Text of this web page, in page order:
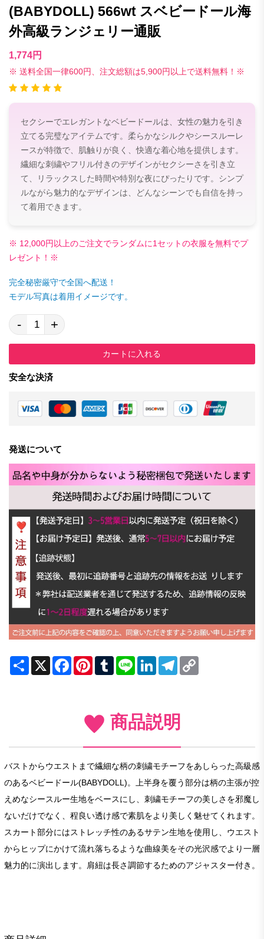
(BABYDOLL) 566wt スベビードール海
外高級ランジェリー通販
1,774円
※ 送料全国一律600円、注文総額は5,900円以上で送料無料！※
セクシーでエレガントなベビードールは、女性の魅力を引き
立てる完璧なアイテムです。柔らかなシルクやシースルーレ
ースが特徴で、肌触りが良く、快適な着心地を提供します。
繊細な刺繍やフリル付きのデザインがセクシーさを引き立
て、リラックスした時間や特別な夜にぴったりです。シンプ
ルながら魅力的なデザインは、どんなシーンでも自信を持っ
て着用できます。
※ 12,000円以上のご注文でランダムに1セットの衣服を無料でプ
レゼント！※
完全秘密厳守で全国へ配送！
モデル写真は着用イメージです。
- +
カートに入れる
安全な決済
発送について
Share X FacebookPinterestTumblrLine LinkedInTelegram
商品説明
バストからウエストまで繊細な柄の刺繍モチーフをあしらった高級感
のあるベビードール(BABYDOLL)。上半身を覆う部分は柄の主張が控
えめなシースルー生地をベースにし、刺繍モチーフの美しさを邪魔し
ないだけでなく、程良い透け感で素肌をより美しく魅せてくれます。
スカート部分にはストレッチ性のあるサテン生地を使用し、ウエスト
からヒップにかけて流れ落ちるような曲線美をその光沢感でより一層
魅力的に演出します。肩紐は長さ調節するためのアジャスター付き。